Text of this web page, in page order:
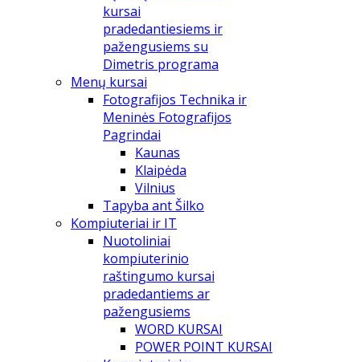
kursai
pradedantiesiems ir
pažengusiems su
Dimetris programa
Menų kursai
Fotografijos Technika ir
Meninės Fotografijos
Pagrindai
Kaunas
Klaipėda
Vilnius
Tapyba ant Šilko
Kompiuteriai ir IT
Nuotoliniai
kompiuterinio
raštingumo kursai
pradedantiems ar
pažengusiems
WORD KURSAI
POWER POINT KURSAI